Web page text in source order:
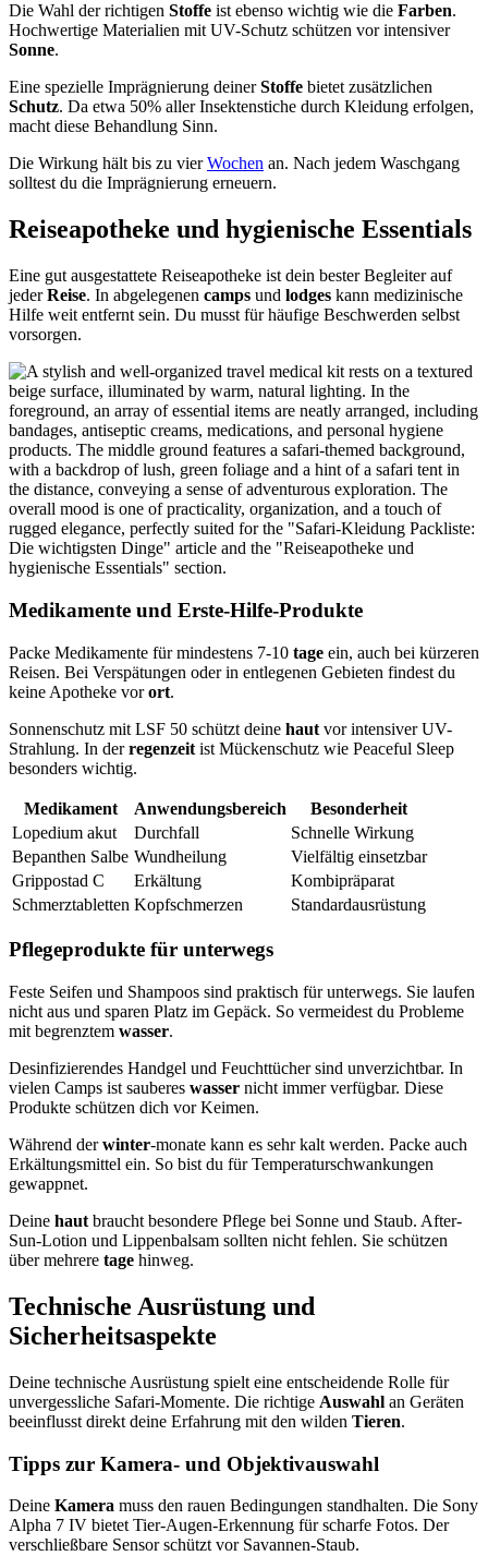
Die Wahl der richtigen Stoffe ist ebenso wichtig wie die Farben.
Hochwertige Materialien mit UV-Schutz schützen vor intensiver
Sonne.
Eine spezielle Imprägnierung deinerStoffe bietet zusätzlichen
Schutz. Da etwa 50% aller Insektenstiche durch Kleidung erfolgen,
macht diese Behandlung Sinn.
Die Wirkung hält bis zu vierWochen an. Nach jedem Waschgang
solltest du die Imprägnierung erneuern.
Reiseapotheke und hygienische Essentials
Eine gut ausgestattete Reiseapotheke ist dein bester Begleiter auf
jederReise. In abgelegenen camps und lodges kann medizinische
Hilfe weit entfernt sein. Du musst für häufige Beschwerden selbst
vorsorgen.
Medikamente und Erste-Hilfe-Produkte
Packe Medikamente für mindestens 7-10 tage ein, auch bei kürzeren
Reisen. Bei Verspätungen oder in entlegenen Gebieten findest du
keine Apotheke vorort.
Sonnenschutz mit LSF 50 schützt deine haut vor intensiver UV-
Strahlung. In derregenzeit ist Mückenschutz wie Peaceful Sleep
besonders wichtig.
Medikament Anwendungsbereich
Besonderheit
Lopedium akut
Durchfall
Schnelle Wirkung
Bepanthen Salbe Wundheilung
Vielfältig einsetzbar
Grippostad C
Erkältung
Kombipräparat
Schmerztabletten Kopfschmerzen Standardausrüstung
Pflegeprodukte für unterwegs
Feste Seifen und Shampoos sind praktisch für unterwegs. Sie laufen
nicht aus und sparen Platz im Gepäck. So vermeidest du Probleme
mit begrenztem wasser.
Desinfizierendes Handgel und Feuchttücher sind unverzichtbar. In
vielen Camps ist sauberes wasser nicht immer verfügbar. Diese
Produkte schützen dich vor Keimen.
Während derwinter-monate kann es sehr kalt werden. Packe auch
Erkältungsmittel ein. So bist du für Temperaturschwankungen
gewappnet.
Deine haut braucht besondere Pflege bei Sonne und Staub. After-
Sun-Lotion und Lippenbalsam sollten nicht fehlen. Sie schützen
über mehrere tage hinweg.
Technische Ausrüstung und
Sicherheitsaspekte
Deine technische Ausrüstung spielt eine entscheidende Rolle für
unvergessliche Safari-Momente. Die richtige Auswahl an Geräten
beeinflusst direkt deine Erfahrung mit den wilden Tieren.
Tipps zur Kamera- und Objektivauswahl
Deine Kamera muss den rauen Bedingungen standhalten. Die Sony
Alpha 7 IV bietet Tier-Augen-Erkennung für scharfe Fotos. Der
verschließbare Sensor schützt vor Savannen-Staub.